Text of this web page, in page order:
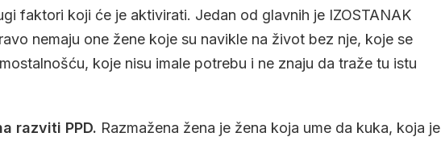
faktori koji će je aktivirati. Jedan od glavnih je IZOSTANAK
nemaju one žene koje su navikle na život bez nje, koje se
koje nisu imale potrebu i ne znaju da traže tu istu
razviti PPD. Razmažena žena je žena koja ume da kuka, koja je